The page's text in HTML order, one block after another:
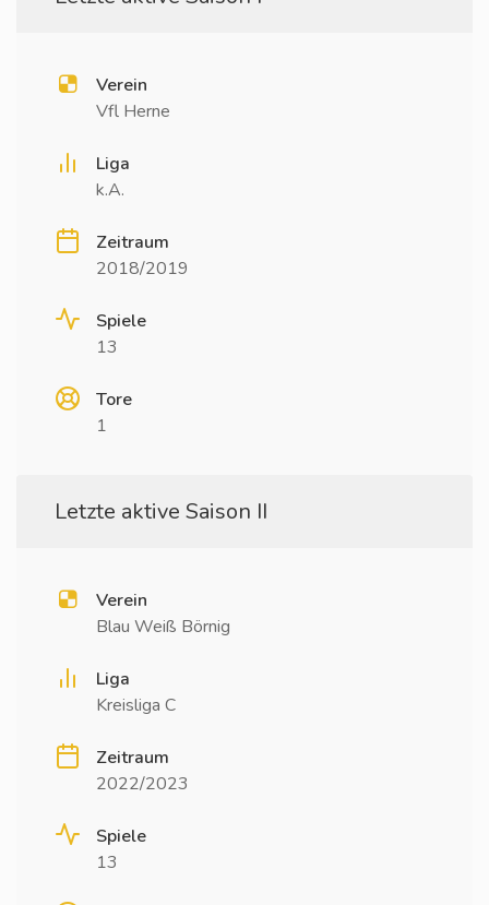
Verein
Vfl Herne
Liga
k.A.
Zeitraum
2018/2019
Spiele
13
Tore
1
Letzte aktive Saison II
Verein
Blau Weiß Börnig
Liga
Kreisliga C
Zeitraum
2022/2023
Spiele
13